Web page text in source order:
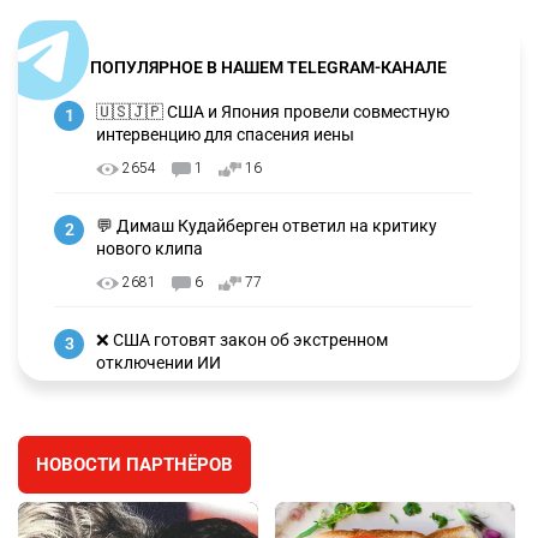
ПОПУЛЯРНОЕ В НАШЕМ TELEGRAM-КАНАЛЕ
1
🇺🇸🇯🇵 США и Япония провели совместную
интервенцию для спасения иены
2654 1 16
2
💬 Димаш Кудайберген ответил на критику
нового клипа
2681 6 77
3
❌ США готовят закон об экстренном
отключении ИИ
4
✍️ СОР и СОЧ не будут проводить в начальных
классах с 1 сентября. Чем их заменят?
2498 5 12
НОВОСТИ ПАРТНЁРОВ